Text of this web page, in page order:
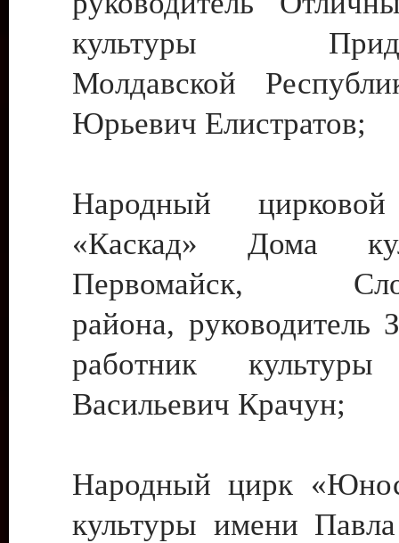
культуры
Молдавской
Юрьевич Елистратов;
Народный цирковой
«Каскад» Дома
Первомайск,
района, руководитель
работник культуры
Васильевич Крачун;
Народный цирк
культуры имени